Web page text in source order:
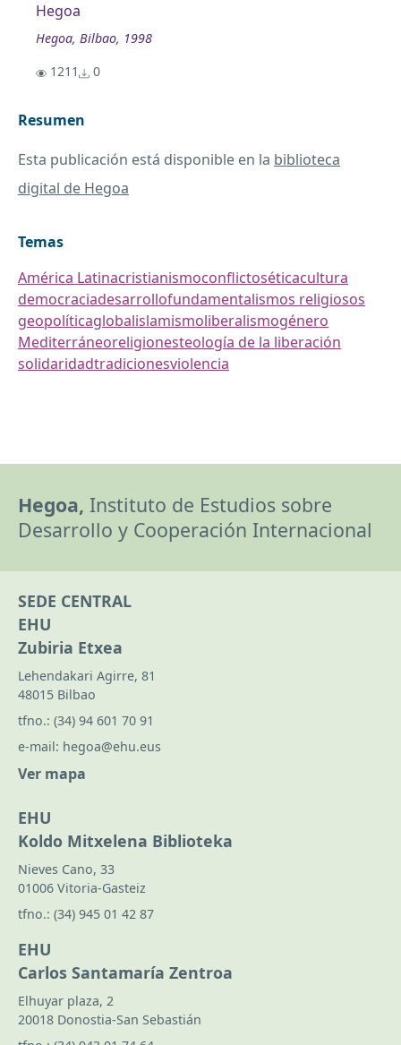
Hegoa
Hegoa, Bilbao, 1998
1211
0
Resumen
Esta publicación está disponible en la biblioteca
digital de Hegoa
Temas
América Latinacristianismoconflictoséticacultura
democraciadesarrollofundamentalismos religiosos
geopolíticaglobalislamismoliberalismogénero
Mediterráneoreligionesteología de la liberación
solidaridadtradicionesviolencia
Hegoa, Instituto de Estudios sobre
Desarrollo y Cooperación Internacional
SEDE CENTRAL
EHU
Zubiria Etxea
Lehendakari Agirre, 81
48015 Bilbao
tfno.: (34) 94 601 70 91
e-mail: hegoa@ehu.eus
Ver mapa
EHU
Koldo Mitxelena Biblioteka
Nieves Cano, 33
01006 Vitoria-Gasteiz
tfno.: (34) 945 01 42 87
EHU
Carlos Santamaría Zentroa
Elhuyar plaza, 2
20018 Donostia-San Sebastián